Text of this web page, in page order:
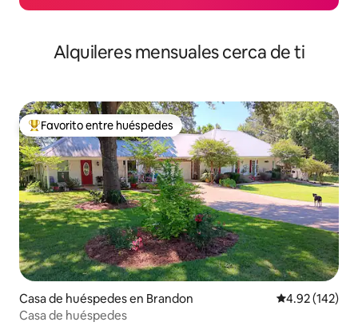
Alquileres mensuales cerca de ti
Favorito entre huéspedes preferido
Favorito entre huéspedes
Casa de huéspedes en Brandon Calificación
4.92 (142)
Casa de huéspedes